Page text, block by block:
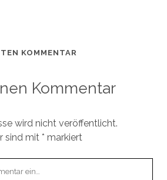
KOMMENTAR
Kommentar
wird nicht veröffentlicht.
sind mit * markiert